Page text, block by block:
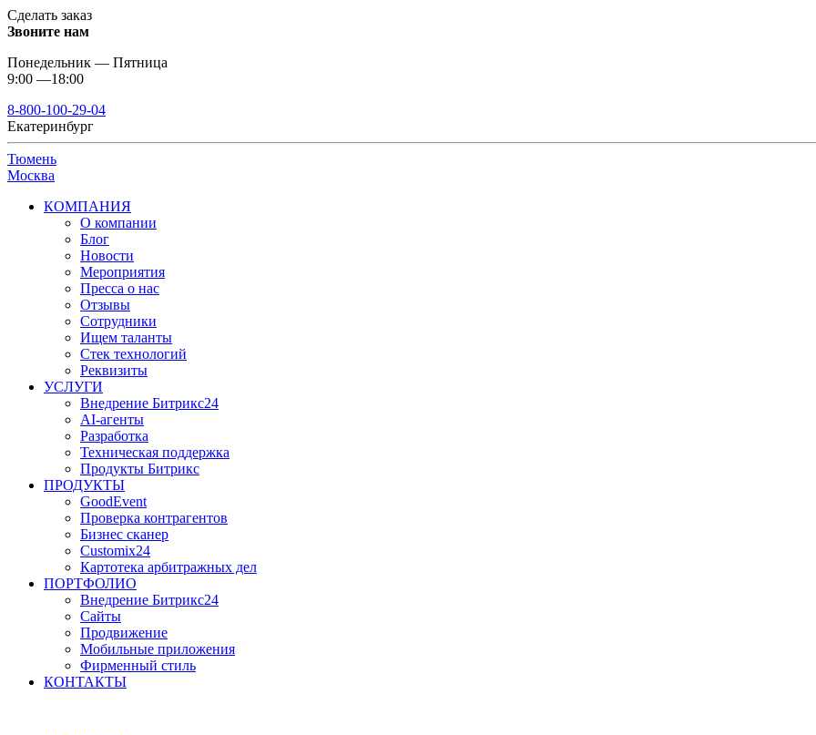
Сделать заказ
Звоните нам
Понедельник — Пятница
9:00 —18:00
8-800-100-29-04
Екатеринбург
Тюмень
Москва
КОМПАНИЯ
О компании
Блог
Новости
Мероприятия
Пресса о нас
Отзывы
Сотрудники
Ищем таланты
Стек технологий
Реквизиты
УСЛУГИ
Внедрение Битрикс24
AI-агенты
Разработка
Техническая поддержка
Продукты Битрикс
ПРОДУКТЫ
GoodEvent
Проверка контрагентов
Бизнес сканер
Customix24
Картотека арбитражных дел
ПОРТФОЛИО
Внедрение Битрикс24
Сайты
Продвижение
Мобильные приложения
Фирменный стиль
КОНТАКТЫ